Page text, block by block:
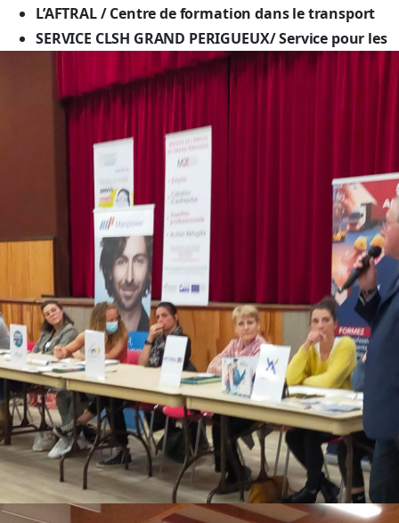
L’AFTRAL / Centre de formation dans le transport
SERVICE CLSH GRAND PERIGUEUX/ Service pour les
assistantes maternelles
A2S FORMATION/ Centre de formation pour la
sécurité